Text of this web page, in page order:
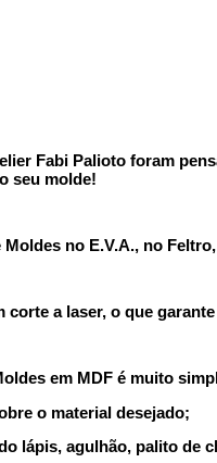
Fabi Palioto foram
seu molde!
no E.V.A., no
corte a laser, o que
em MDF é muito
o material desejado;
lápis, agulhão, palito de